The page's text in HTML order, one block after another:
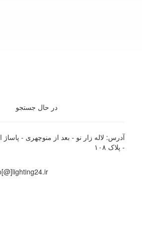
در حال جستجو
آدرس: لاله زار نو - بعد از منوچهری - پاساژ
- پلاک ۱۰۸